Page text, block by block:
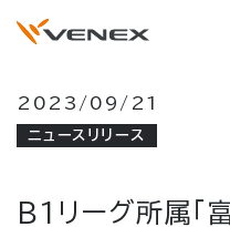
2023/09/21
ニュースリリース
B1リーグ所属「